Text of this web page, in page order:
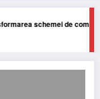
de compensare a